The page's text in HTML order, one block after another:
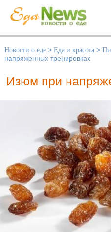
Новости о еде > Еда и красота >
напряженных тренировках
Изюм при